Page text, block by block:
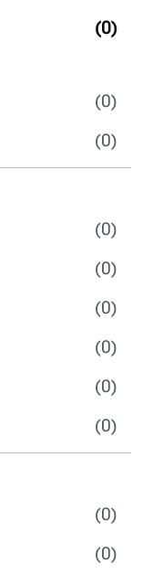
(0)
(0)
(0)
(0)
(0)
(0)
(0)
(0)
(0)
(0)
(0)